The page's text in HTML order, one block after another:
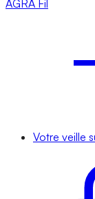
AGRA Fil
Votre veille